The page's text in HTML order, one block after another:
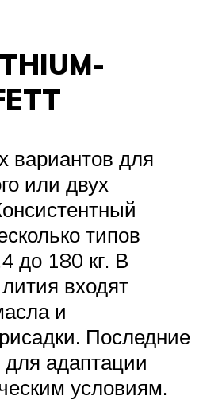
вариантов для
или двух
типов
до 180 кг. В
входят
и
Последние
адаптации
условиям.